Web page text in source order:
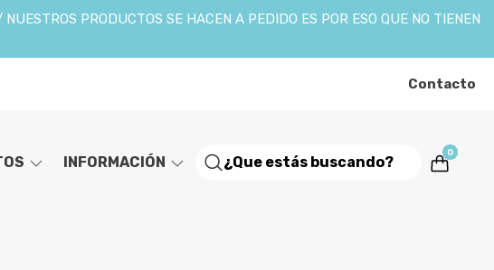
PRODUCTOS SE HACEN A PEDIDO ES POR ESO QUE NO TIENEN
Contacto
INFORMACIÓN
0